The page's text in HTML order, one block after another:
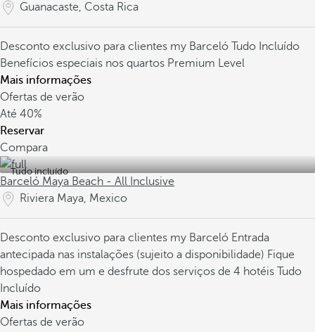
Guanacaste, Costa Rica
Desconto exclusivo para clientes my Barceló Tudo Incluído
Benefícios especiais nos quartos Premium Level
Mais informações
Ofertas de verão
Até 40%
Reservar
Compara
Tudo incluído
Barceló Maya Beach - All Inclusive
Riviera Maya, Mexico
Desconto exclusivo para clientes my Barceló Entrada
antecipada nas instalações (sujeito a disponibilidade) Fique
hospedado em um e desfrute dos serviços de 4 hotéis Tudo
Incluído
Mais informações
Ofertas de verão